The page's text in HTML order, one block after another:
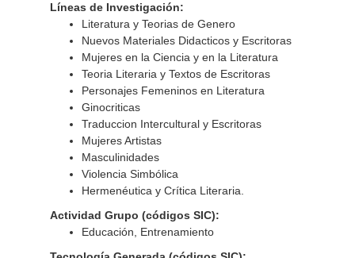
Líneas de Investigación:
Literatura y Teorias de Genero
Nuevos Materiales Didacticos y Escritoras
Mujeres en la Ciencia y en la Literatura
Teoria Literaria y Textos de Escritoras
Personajes Femeninos en Literatura
Ginocriticas
Traduccion Intercultural y Escritoras
Mujeres Artistas
Masculinidades
Violencia Simbólica
Hermenéutica y Crítica Literaria.
Actividad Grupo (códigos SIC):
Educación, Entrenamiento